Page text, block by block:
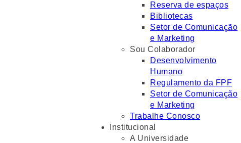
Reserva de espaços
Bibliotecas
Setor de Comunicação
e Marketing
Sou Colaborador
Desenvolvimento
Humano
Regulamento da FPF
Setor de Comunicação
e Marketing
Trabalhe Conosco
Institucional
A Universidade